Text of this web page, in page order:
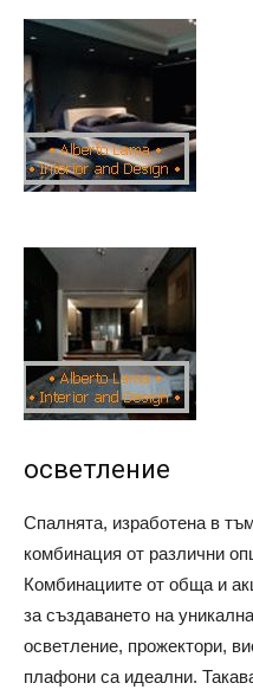
осветление
Спалнята, изработена в
комбинация от различни
Комбинациите от обща и
за създаването на
осветление, прожектори,
плафони са идеални.